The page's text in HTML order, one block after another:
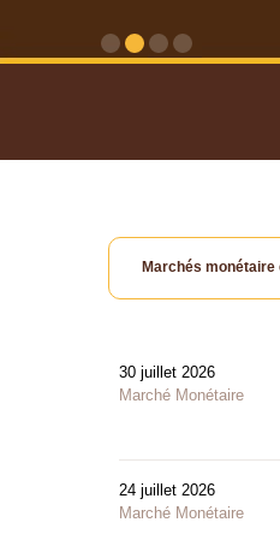
Marchés monétaire
30 juillet 2026
Marché Monétaire
24 juillet 2026
Marché Monétaire